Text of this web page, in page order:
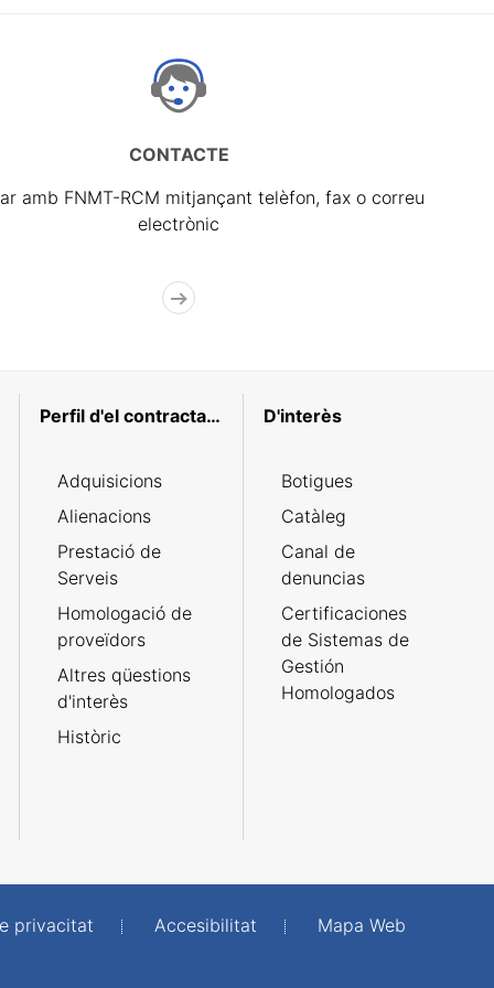
CONTACTE
amb FNMT-RCM mitjançant telèfon, fax o correu
electrònic
Perfil d'el contractant
Adquisicions
Alienacions
Prestació de
Serveis
Homologació de
proveïdors
Altres qüestions
d'interès
Històric
D'interès
Botigues
Catàleg
Canal de
denuncias
Certificaciones
de Sistemas de
Gestión
Homologados
privacitat Accesibilitat
Mapa Web